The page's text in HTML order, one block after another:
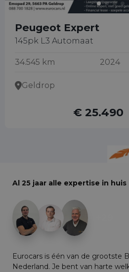
Peugeot Expert
145pk L3 Automaat
34.545 km 2024
Geldrop
€ 25.490
Al 25 jaar alle expertise in huis
Eurocars is één van de grootste
Nederland. Je bent van harte